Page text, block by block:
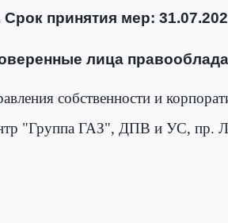
Срок принятия мер:
лица
собственности и
"Группа ГАЗ", ДПВ и УС, пр.